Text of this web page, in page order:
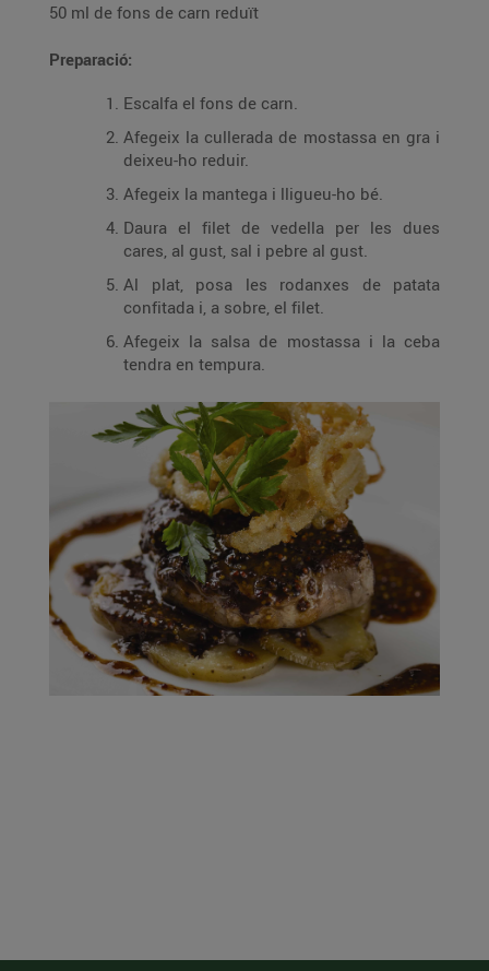
50 ml de fons de carn reduït
Preparació:
Escalfa el fons de carn.
Afegeix la cullerada de mostassa en gra i
deixeu-ho reduir.
Afegeix la mantega i lligueu-ho bé.
Daura el filet de vedella per les dues
cares, al gust, sal i pebre al gust.
Al plat, posa les rodanxes de patata
confitada i, a sobre, el filet.
Afegeix la salsa de mostassa i la ceba
tendra en tempura.